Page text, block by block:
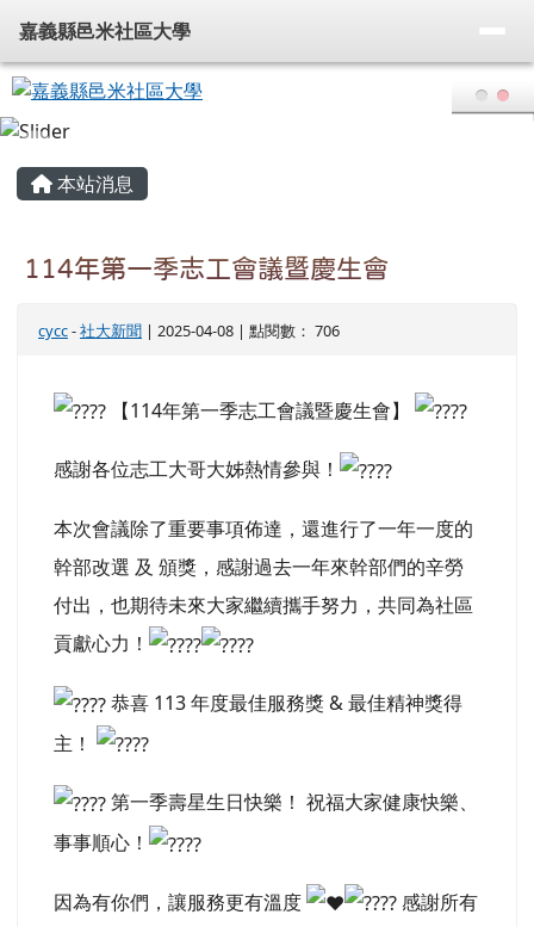
嘉義縣邑米社區大學
導覽列
嘉義縣邑米社區大學
主內容區域
本站消息
114年第一季志工會議暨慶生會
cycc-社大新聞 | 2025-04-08 | 點閱數： 706
【114年第一季志工會議暨慶生會】
感謝各位志工大哥大姊熱情參與！
本次會議除了重要事項佈達，還進行了一年一度的
幹部改選 及 頒獎，感謝過去一年來幹部們的辛勞
付出，也期待未來大家繼續攜手努力，共同為社區
貢獻心力！
恭喜 113 年度最佳服務獎 & 最佳精神獎得
主！
第一季壽星生日快樂！ 祝福大家健康快樂、
事事順心！
因為有你們，讓服務更有溫度
感謝所有
頁尾區域